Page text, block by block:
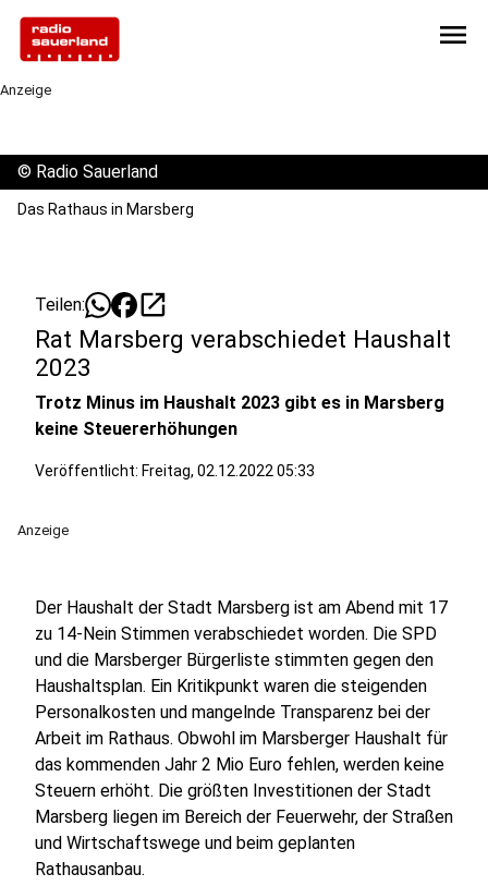
menu
Anzeige
© Radio Sauerland
Das Rathaus in Marsberg
Teilen: open_in_new
Rat Marsberg verabschiedet Haushalt
2023
Trotz Minus im Haushalt 2023 gibt es in Marsberg
keine Steuererhöhungen
Veröffentlicht: Freitag, 02.12.2022 05:33
Anzeige
Der Haushalt der Stadt Marsberg ist am Abend mit 17
zu 14-Nein Stimmen verabschiedet worden. Die SPD
und die Marsberger Bürgerliste stimmten gegen den
Haushaltsplan. Ein Kritikpunkt waren die steigenden
Personalkosten und mangelnde Transparenz bei der
Arbeit im Rathaus. Obwohl im Marsberger Haushalt für
das kommenden Jahr 2 Mio Euro fehlen, werden keine
Steuern erhöht. Die größten Investitionen der Stadt
Marsberg liegen im Bereich der Feuerwehr, der Straßen
und Wirtschaftswege und beim geplanten
Rathausanbau.